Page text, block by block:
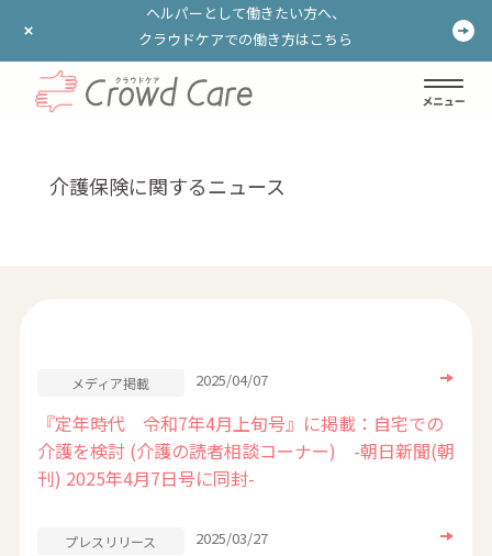
ヘルパーとして働きたい方へ、
クラウドケアでの働き方はこちら
ヘルパーとして働きたい方へ、
クラウドケアでの働き方はこちら
介護保険に関するニュース
メディア掲載 2025/04/07
『定年時代 令和7年4月上旬号』に掲載：自宅での
介護を検討 (介護の読者相談コーナー) -朝日新聞(朝
刊) 2025年4月7日号に同封-
プレスリリース 2025/03/27